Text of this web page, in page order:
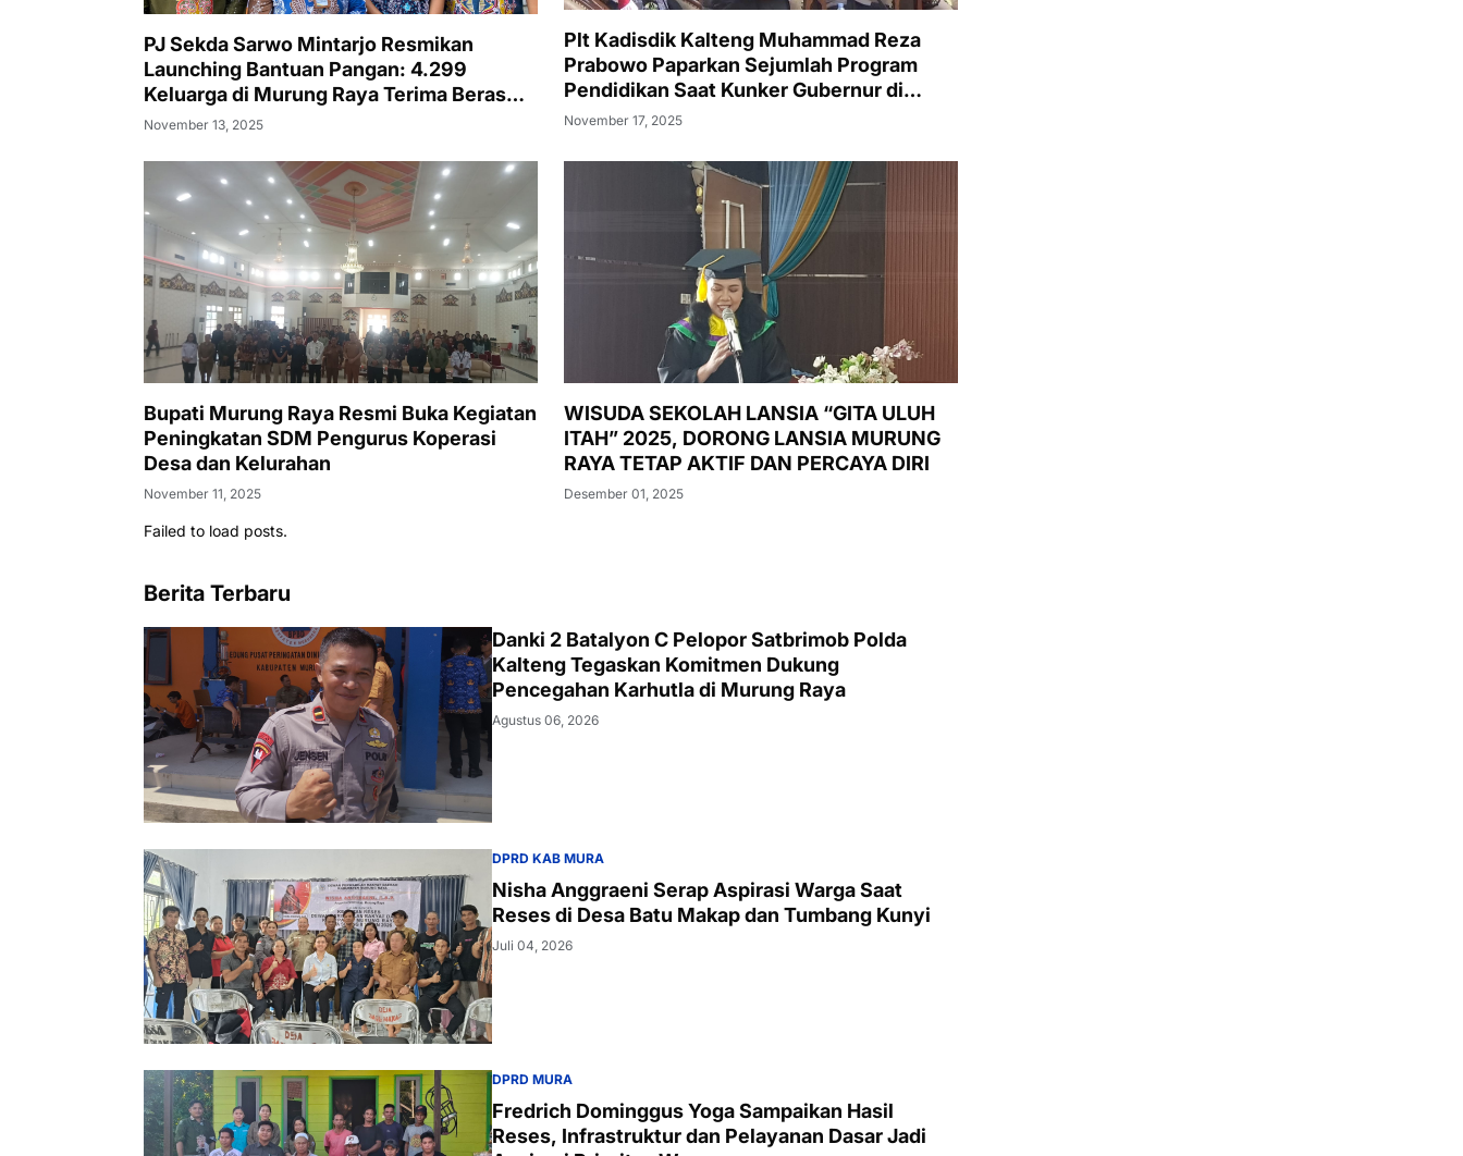
PJ Sekda Sarwo Mintarjo Resmikan
Launching Bantuan Pangan: 4.299
Keluarga di Murung Raya Terima Beras
dan Minyak Goreng
November 13, 2025
Plt Kadisdik Kalteng Muhammad Reza
Prabowo Paparkan Sejumlah Program
Pendidikan Saat Kunker Gubernur di
SMAN 1 Puruk Cahu
November 17, 2025
Bupati Murung Raya Resmi Buka Kegiatan
Peningkatan SDM Pengurus Koperasi
Desa dan Kelurahan
November 11, 2025
WISUDA SEKOLAH LANSIA “GITA ULUH
ITAH” 2025, DORONG LANSIA MURUNG
RAYA TETAP AKTIF DAN PERCAYA DIRI
Desember 01, 2025
Failed to load posts.
Berita Terbaru
Danki 2 Batalyon C Pelopor Satbrimob Polda
Kalteng Tegaskan Komitmen Dukung
Pencegahan Karhutla di Murung Raya
Agustus 06, 2026
DPRD KAB MURA
Nisha Anggraeni Serap Aspirasi Warga Saat
Reses di Desa Batu Makap dan Tumbang Kunyi
Juli 04, 2026
DPRD MURA
Fredrich Dominggus Yoga Sampaikan Hasil
Reses, Infrastruktur dan Pelayanan Dasar Jadi